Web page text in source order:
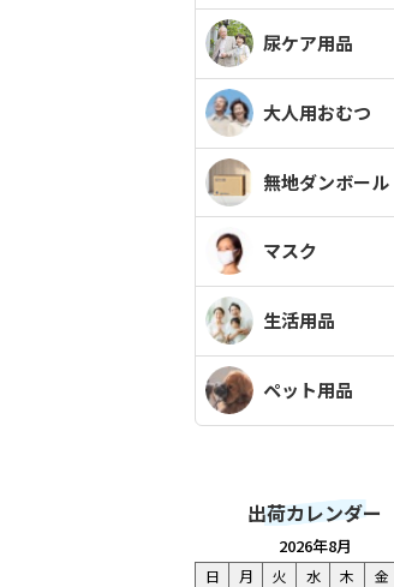
尿ケア用品
大人用おむつ
無地ダンボール
マスク
生活用品
ペット用品
出荷カレンダー
2026年8月
日 月 火 水 木 金